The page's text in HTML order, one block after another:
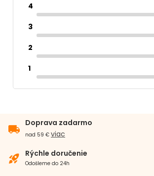
4
3
2
1
local_shipping
Doprava zadarmo
nad 59 € viac
rocket_launch Rýchle doručenie
Odošleme do 24h